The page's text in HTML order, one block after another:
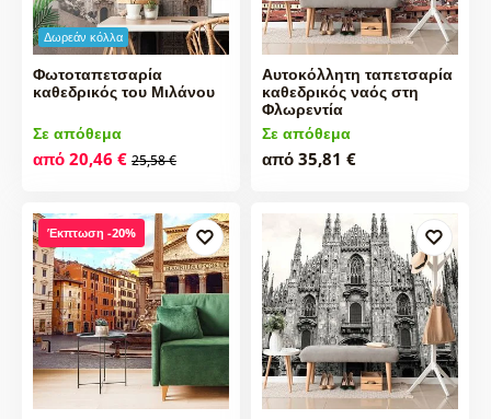
Δωρεάν κόλλα
Φωτοταπετσαρία
καθεδρικός του Μιλάνου
Σε απόθεμα
από 20,46 € 25,58 €
Αυτοκόλλητη ταπετσαρία
καθεδρικός ναός στη
Φλωρεντία
Σε απόθεμα
από 35,81 €
Έκπτωση -20%